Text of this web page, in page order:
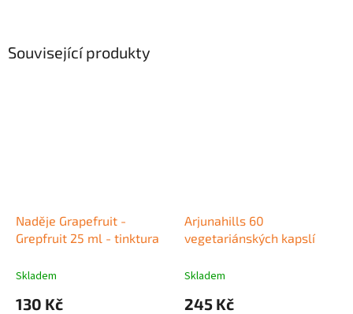
Související produkty
Naděje Grapefruit -
Grepfruit 25 ml - tinktura
Skladem
130 Kč
Arjunahills 60
vegetariánských kapslí
Skladem
245 Kč